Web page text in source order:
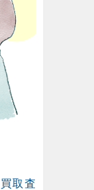
買取査